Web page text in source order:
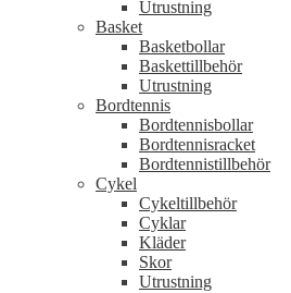
Utrustning
Basket
Basketbollar
Baskettillbehör
Utrustning
Bordtennis
Bordtennisbollar
Bordtennisracket
Bordtennistillbehör
Cykel
Cykeltillbehör
Cyklar
Kläder
Skor
Utrustning